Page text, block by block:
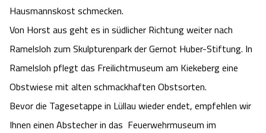
Hausmannskost schmecken.
Von Horst aus geht es in südlicher Richtung weiter nach
Ramelsloh zum Skulpturenpark der Gernot Huber-Stiftung. In
Ramelsloh pflegt das Freilichtmuseum am Kiekeberg eine
Obstwiese mit alten schmackhaften Obstsorten.
Bevor die Tagesetappe in Lüllau wieder endet, empfehlen wir
Ihnen einen Abstecher in das Feuerwehrmuseum im